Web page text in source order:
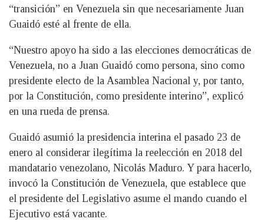
“transición” en Venezuela sin que necesariamente Juan
Guaidó esté al frente de ella.
“Nuestro apoyo ha sido a las elecciones democráticas de
Venezuela, no a Juan Guaidó como persona, sino como
presidente electo de la Asamblea Nacional y, por tanto,
por la Constitución, como presidente interino”, explicó
en una rueda de prensa.
Guaidó asumió la presidencia interina el pasado 23 de
enero al considerar ilegítima la reelección en 2018 del
mandatario venezolano, Nicolás Maduro. Y para hacerlo,
invocó la Constitución de Venezuela, que establece que
el presidente del Legislativo asume el mando cuando el
Ejecutivo está vacante.